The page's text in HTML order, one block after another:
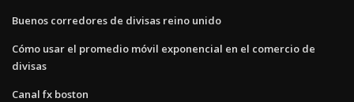
Buenos corredores de divisas reino unido
Cómo usar el promedio móvil exponencial en el comercio de
divisas
Canal fx boston